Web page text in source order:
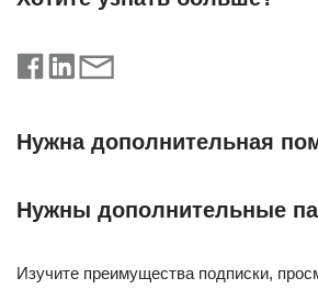
Нужна дополнительная
Нужны дополнительные
Изучите преимущества подписки,